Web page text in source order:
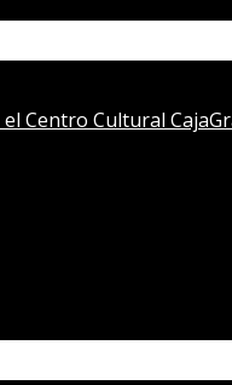
Centro Cultural